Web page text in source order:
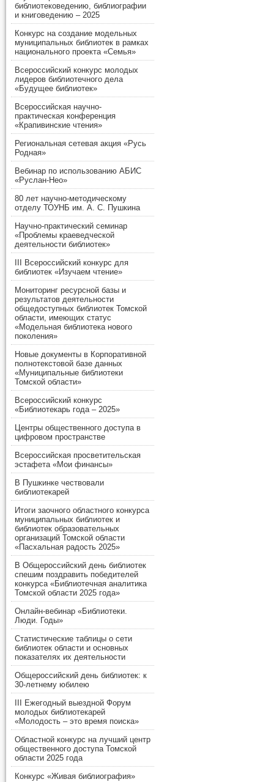
библиотековедению, библиографии
и книговедению – 2025
Конкурс на создание модельных
муниципальных библиотек в рамках
национального проекта «Семья»
Всероссийский конкурс молодых
лидеров библиотечного дела
«Будущее библиотек»
Всероссийская научно-
практическая конференция
«Крапивинские чтения»
Региональная сетевая акция «Русь
Родная»
Вебинар по использованию АБИС
«Руслан-Нео»
80 лет научно-методическому
отделу ТОУНБ им. А. С. Пушкина
Научно-практический семинар
«Проблемы краеведческой
деятельности библиотек»
III Всероссийский конкурс для
библиотек «Изучаем чтение»
Мониторинг ресурсной базы и
результатов деятельности
общедоступных библиотек Томской
области, имеющих статус
«Модельная библиотека нового
поколения»
Новые документы в Корпоративной
полнотекстовой базе данных
«Муниципальные библиотеки
Томской области»
Всероссийский конкурс
«Библиотекарь года – 2025»
Центры общественного доступа в
цифровом пространстве
Всероссийская просветительская
эстафета «Мои финансы»
В Пушкинке чествовали
библиотекарей
Итоги заочного областного конкурса
муниципальных библиотек и
библиотек образовательных
организаций Томской области
«Пасхальная радость 2025»
В Общероссийский день библиотек
спешим поздравить победителей
конкурса «Библиотечная аналитика
Томской области 2025 года»
Онлайн-вебинар «Библиотеки.
Люди. Годы»
Статистические таблицы о сети
библиотек области и основных
показателях их деятельности
Общероссийский день библиотек: к
30-летнему юбилею
III Ежегодный выездной Форум
молодых библиотекарей
«Молодость – это время поиска»
Областной конкурс на лучший центр
общественного доступа Томской
области 2025 года
Конкурс «Живая библиография»